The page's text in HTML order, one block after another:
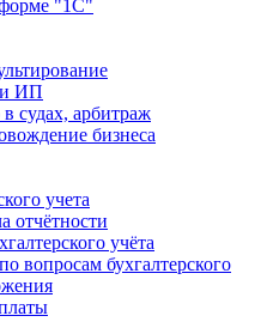
"1С"
и ИП
судах, арбитраж
бизнеса
учета
отчётности
учёта
вопросам бухгалтерского